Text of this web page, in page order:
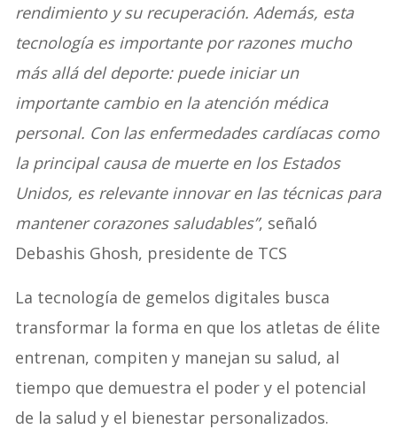
rendimiento y su recuperación. Además, esta
tecnología es importante por razones mucho
más allá del deporte: puede iniciar un
importante cambio en la atención médica
personal. Con las enfermedades cardíacas como
la principal causa de muerte en los Estados
Unidos, es relevante innovar en las técnicas para
mantener corazones saludables”, señaló
Debashis Ghosh, presidente de TCS
La tecnología de gemelos digitales busca
transformar la forma en que los atletas de élite
entrenan, compiten y manejan su salud, al
tiempo que demuestra el poder y el potencial
de la salud y el bienestar personalizados.